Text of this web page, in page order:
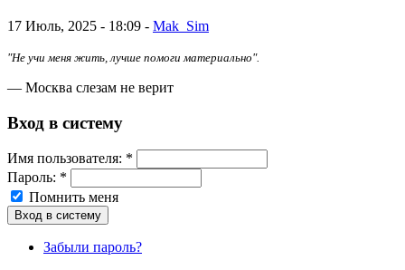
17 Июль, 2025 - 18:09 - Mak_Sim
"Не учи меня жить, лучше помоги материально".
— Москва слезам не верит
Вход в систему
Имя пoльзовaтeля: *
Пароль: *
Помнить меня
Забыли пароль?